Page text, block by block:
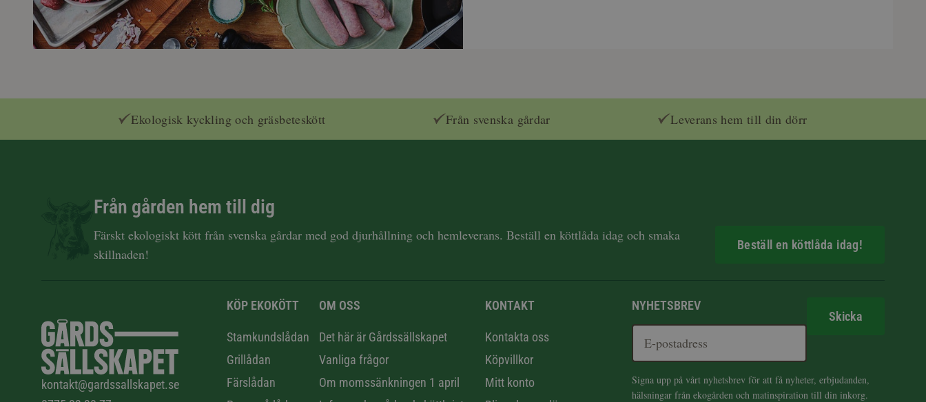
Ekologisk kyckling och gräsbeteskött Från svenska gårdar Leverans hem till din dörr
Från gården hem till dig
Färskt ekologiskt kött från svenska gårdar med god djurhållning och hemleverans. Beställ en köttlåda idag och smaka
skillnaden!
Beställ en köttlåda idag!
kontakt@gardssallskapet.se
KÖP EKOKÖTT
Stamkundslådan
Grillådan
Färslådan
OM OSS
Det här är Gårdssällskapet
Vanliga frågor
Om momssänkningen 1 april
KONTAKT
Kontakta oss
Köpvillkor
Mitt konto
NYHETSBREV
Skicka
Signa upp på vårt nyhetsbrev för att få nyheter, erbjudanden,
hälsningar från ekogården och matinspiration till din inkorg.